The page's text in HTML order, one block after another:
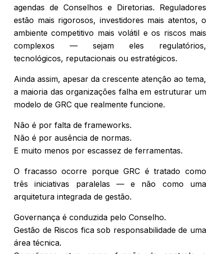
agendas de Conselhos e Diretorias. Reguladores
estão mais rigorosos, investidores mais atentos, o
ambiente competitivo mais volátil e os riscos mais
complexos — sejam eles regulatórios,
tecnológicos, reputacionais ou estratégicos.
Ainda assim, apesar da crescente atenção ao tema,
a maioria das organizações falha em estruturar um
modelo de GRC que realmente funcione.
Não é por falta de frameworks.
Não é por ausência de normas.
E muito menos por escassez de ferramentas.
O fracasso ocorre porque GRC é tratado como
três iniciativas paralelas — e não como uma
arquitetura integrada de gestão.
Governança é conduzida pelo Conselho.
Gestão de Riscos fica sob responsabilidade de uma
área técnica.